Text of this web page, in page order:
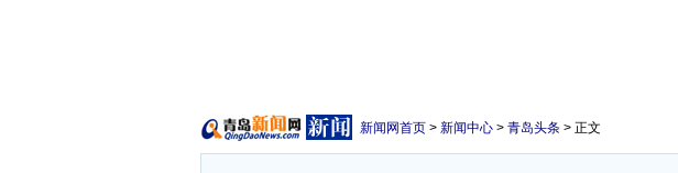
新闻网首页 > 新闻中心 > 青岛头条 > 正文